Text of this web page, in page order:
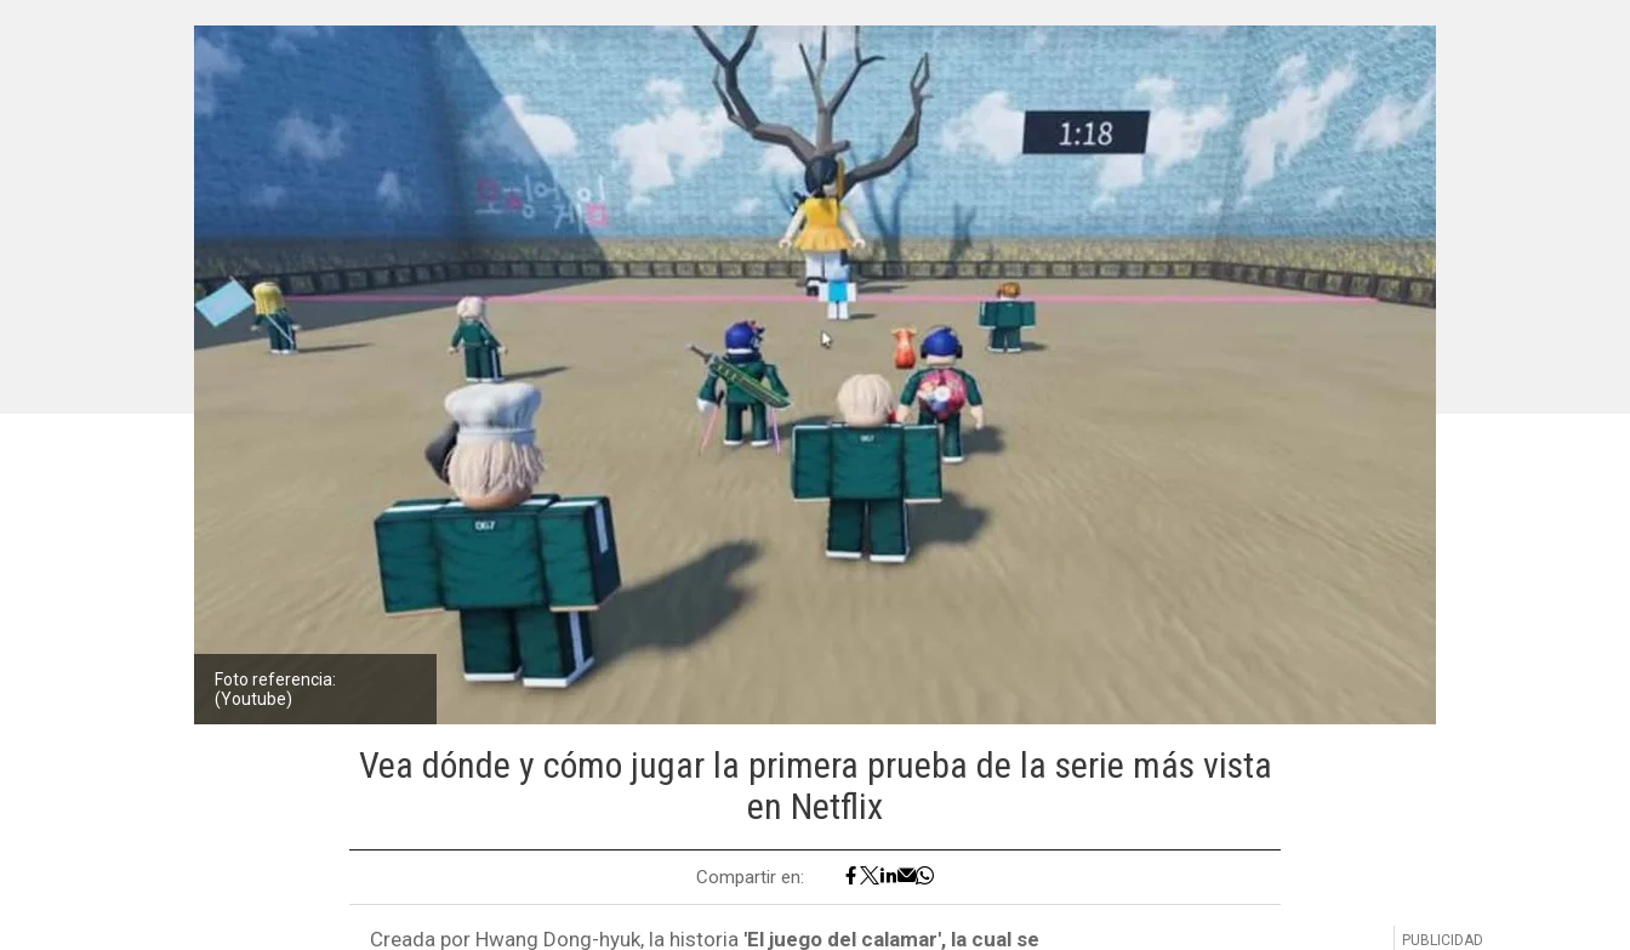
Foto referencia:
(Youtube)
Vea dónde y cómo jugar la primera prueba de la serie más vista
en Netflix
Compartir en:
Creada por Hwang Dong-hyuk, la historia 'El juego del calamar', la cual se